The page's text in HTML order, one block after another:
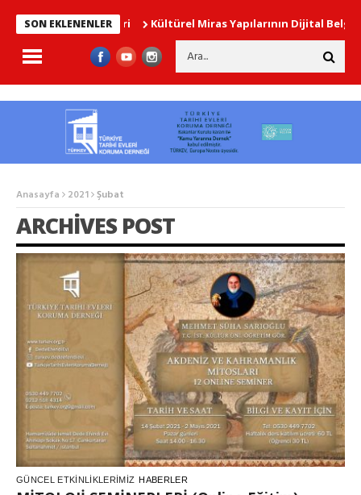
SON EKLENENLER Kültürel Miras Yapılarının Dijital
Anasayfa 2021 Şubat
ARCHIVES POST
GÜNCEL ETKINLIKLERIMIZ HABERLER